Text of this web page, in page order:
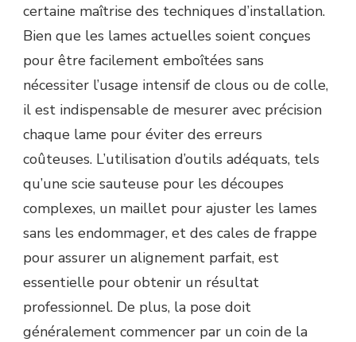
certaine maîtrise des techniques d’installation.
Bien que les lames actuelles soient conçues
pour être facilement emboîtées sans
nécessiter l’usage intensif de clous ou de colle,
il est indispensable de mesurer avec précision
chaque lame pour éviter des erreurs
coûteuses. L’utilisation d’outils adéquats, tels
qu’une scie sauteuse pour les découpes
complexes, un maillet pour ajuster les lames
sans les endommager, et des cales de frappe
pour assurer un alignement parfait, est
essentielle pour obtenir un résultat
professionnel. De plus, la pose doit
généralement commencer par un coin de la